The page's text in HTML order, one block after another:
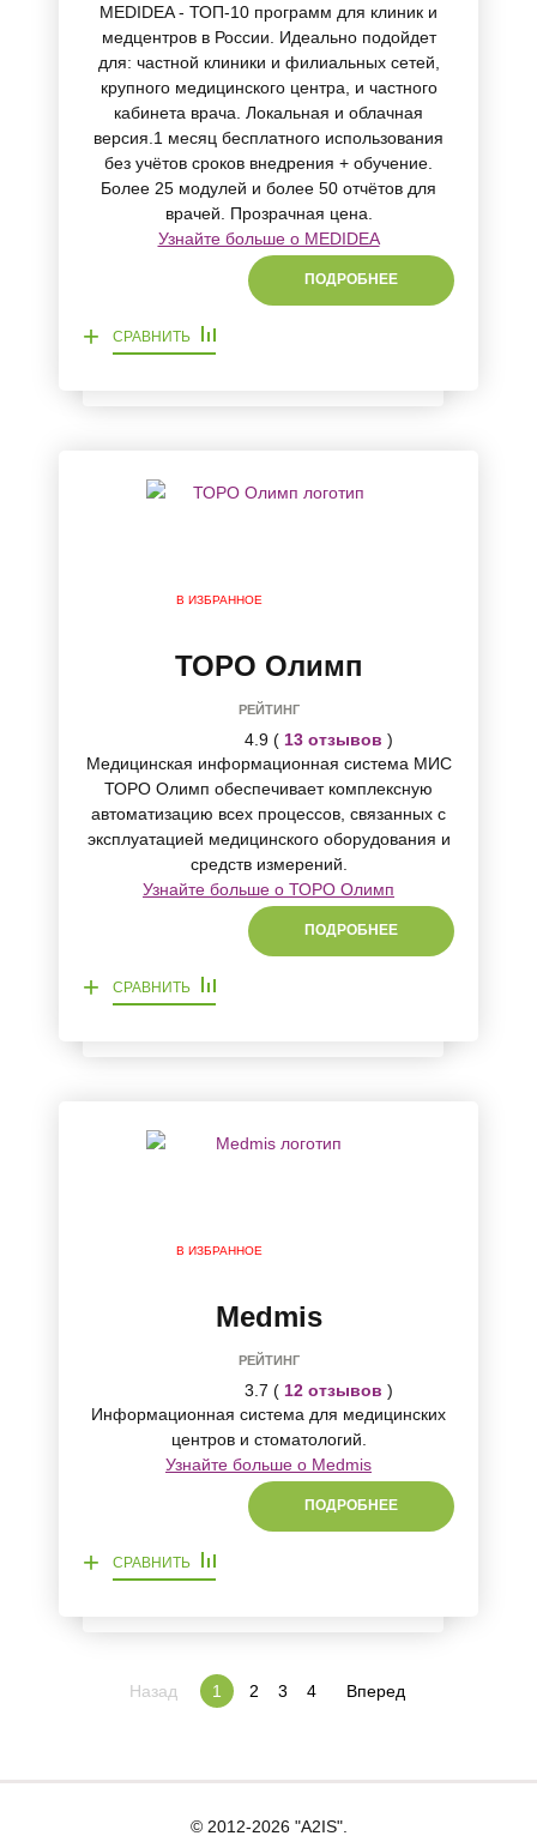
MEDIDEA - ТОП-10 программ для клиник и
медцентров в России. Идеально подойдет
для: частной клиники и филиальных сетей,
крупного медицинского центра, и частного
кабинета врача. Локальная и облачная
версия.1 месяц бесплатного использования
без учётов сроков внедрения + обучение.
Более 25 модулей и более 50 отчётов для
врачей. Прозрачная цена.
Узнайте больше о MEDIDEA
ПОДРОБНЕЕ
+ СРАВНИТЬ
В ИЗБРАННОЕ
ТОРО Олимп
РЕЙТИНГ
4.9 ( 13 отзывов )
Медицинская информационная система МИС
ТОРО Олимп обеспечивает комплексную
автоматизацию всех процессов, связанных с
эксплуатацией медицинского оборудования и
средств измерений.
Узнайте больше о ТОРО Олимп
ПОДРОБНЕЕ
+ СРАВНИТЬ
В ИЗБРАННОЕ
Medmis
РЕЙТИНГ
3.7 ( 12 отзывов )
Информационная система для медицинских
центров и стоматологий.
Узнайте больше о Medmis
ПОДРОБНЕЕ
+ СРАВНИТЬ
Назад 1 2 3 4 Вперед
© 2012-2026 "A2IS".